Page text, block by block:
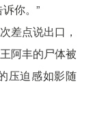
你。”
差点说出口，
阿丰的尸体被
压迫感如影随